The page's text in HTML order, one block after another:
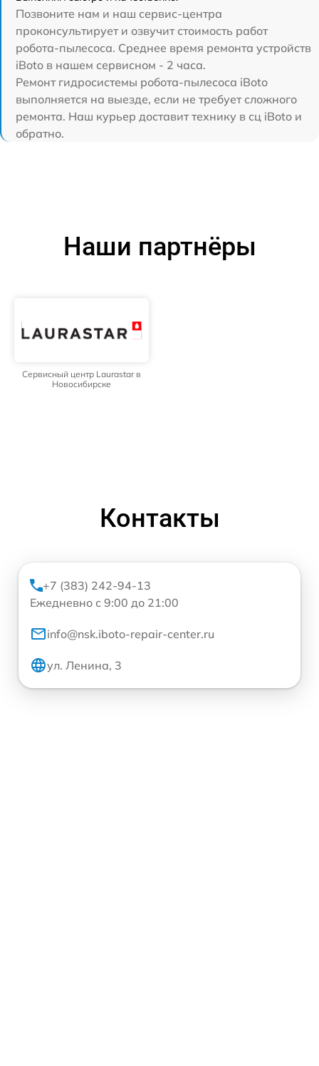
Позвоните нам и наш сервис-центра
проконсультирует и озвучит стоимость работ
робота-пылесоса. Среднее время ремонта устройств
iBoto в нашем сервисном - 2 часа.
Ремонт гидросистемы робота-пылесоса iBoto
выполняется на выезде, если не требует сложного
ремонта. Наш курьер доставит технику в сц iBoto и
обратно.
Наши партнёры
Сервисный центр Laurastar в
Новосибирске
Контакты
+7 (383) 242-94-13
Ежедневно с 9:00 до 21:00
info@nsk.iboto-repair-center.ru
ул. Ленина, 3